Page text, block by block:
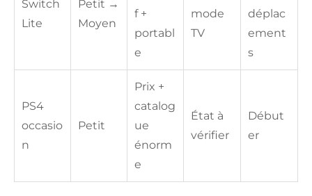
Switch
Lite
Petit →
Moyen
f +
portabl
e
mode
TV
déplac
ement
s
PS4
occasio
n
Petit
Prix +
catalog
ue
énorm
e
État à
vérifier
Début
er